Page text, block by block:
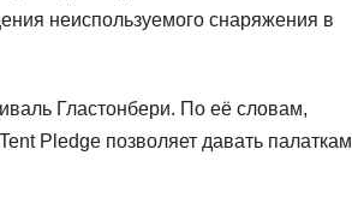
неиспользуемого снаряжения в
Гластонбери. По её словам,
Pledge позволяет давать палаткам